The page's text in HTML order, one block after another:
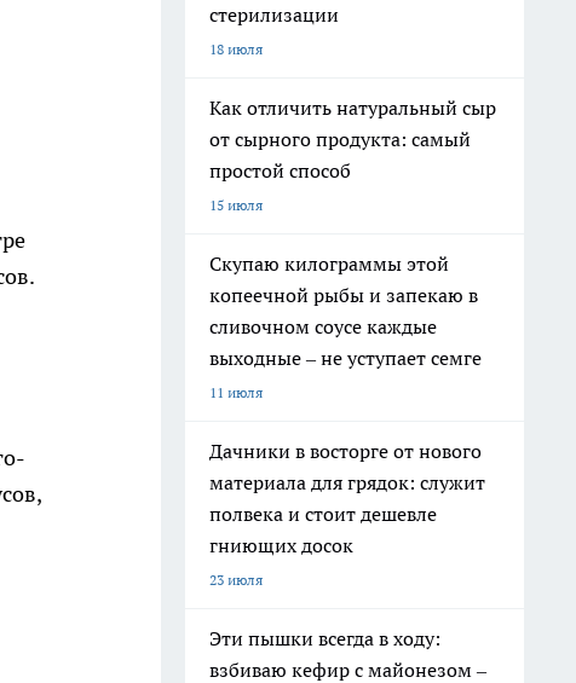
стерилизации
18 июля
Как отличить натуральный сыр
от сырного продукта: самый
простой способ
15 июля
Скупаю килограммы этой
копеечной рыбы и запекаю в
сливочном соусе каждые
выходные – не уступает семге
11 июля
Дачники в восторге от нового
материала для грядок: служит
полвека и стоит дешевле
гниющих досок
23 июля
Эти пышки всегда в ходу:
взбиваю кефир с майонезом –